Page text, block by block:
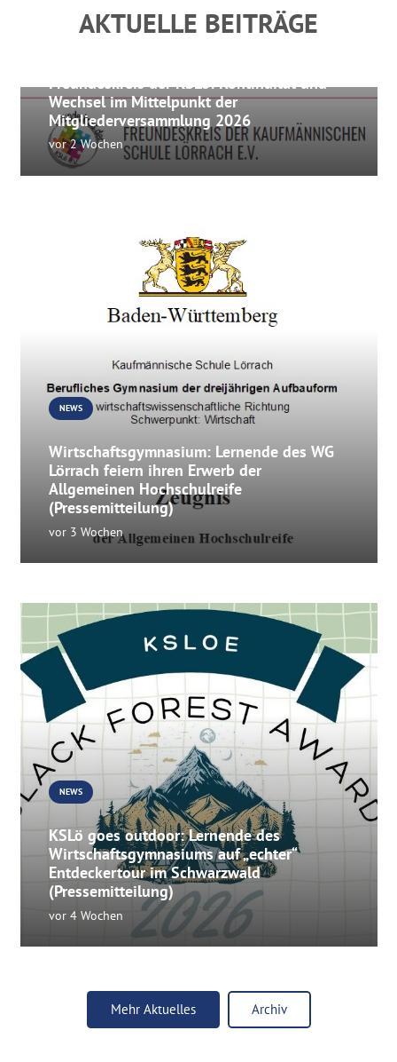
AKTUELLE BEITRÄGE
Freundeskreis der KSLö: Kontinuität und
Wechsel im Mittelpunkt der
Mitgliederversammlung 2026
vor 2 Wochen
NEWS
Wirtschaftsgymnasium: Lernende des WG
Lörrach feiern ihren Erwerb der
Allgemeinen Hochschulreife
(Pressemitteilung)
vor 3 Wochen
NEWS
KSLö goes outdoor: Lernende des
Wirtschaftsgymnasiums auf „echter“
Entdeckertour im Schwarzwald
(Pressemitteilung)
vor 4 Wochen
Mehr Aktuelles Archiv